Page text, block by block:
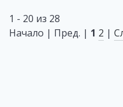
1 - 20 из 28
Начало | Пред. | 1 2 |